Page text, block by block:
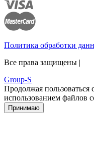
Политика обработки
Все права защищены |
Group-S
Продолжая пользоваться
использованием файлов
Принимаю